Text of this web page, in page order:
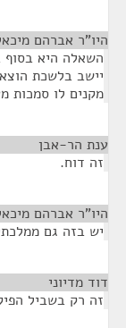
היו"ר אברהם
השאלה היא בסוף
יישב בלשכת
מקנים לו סמכות
ענת הר-אבן
זה דוח.
היו"ר אברהם
יש בזה גם
דוד מדיוני
זה רק בשביל